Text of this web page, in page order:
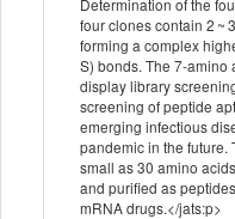
four clones contain 2 ~
forming a complex
S) bonds. The 7-amino
display library
screening of peptide
emerging infectious
pandemic in the future.
small as 30 amino
and purified as
mRNA drugs.</jats:p>